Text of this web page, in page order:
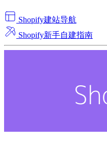
Shopify建站导航
Shopify新手自建指南